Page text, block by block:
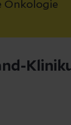
Onkologie